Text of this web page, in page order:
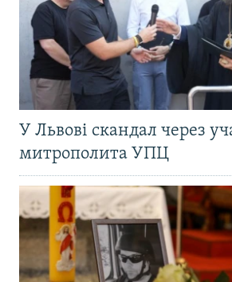
У Львові скандал через
митрополита УПЦ